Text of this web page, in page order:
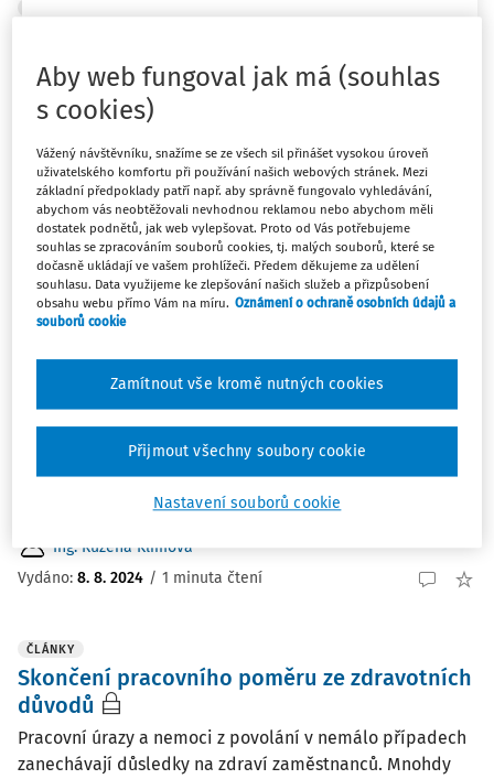
Právo na mzdu za vykonanou práci patří mezi základní
práva. Přesto jsou v pracovněprávní praxi situace, kdy
zaměstnavatel nemůže tuto povinnost splnit. Je to v
případech, kdy se z různých ekonomických důvodů
dostane do platební neschopnosti. I v této ...
JUDr. Ladislav Jouza
Vydáno:6. 5. 2026 / 11 minut čtení
OTÁZKY A ODPOVĚDI
Máme zaměstnance, který je dlouhodobě práce
byl mu již přiznán invalidní důchod 2. stupně.
Zaměstnanec chce ukončit pracovní poměr dohodou.
Musíme ho i přesto vyslat na mimořádnou
pracovnělékařskou ...
Ing. Růžena Klímová
Vydáno: 8. 8. 2024 / 1 minuta čtení
ČLÁNKY
Skončení pracovního poměru ze zdravotních
důvodů
Pracovní úrazy a nemoci z povolání v nemálo případech
zanechávají důsledky na zdraví zaměstnanců. Mnohdy
Aby web fungoval jak má (souhlas
s cookies)
Vážený návštěvníku, snažíme se ze všech sil přinášet vysokou úroveň
uživatelského komfortu při používání našich webových stránek. Mezi
základní předpoklady patří např. aby správně fungovalo vyhledávání,
abychom vás neobtěžovali nevhodnou reklamou nebo abychom měli
dostatek podnětů, jak web vylepšovat. Proto od Vás potřebujeme
souhlas se zpracováním souborů cookies, tj. malých souborů, které se
dočasně ukládají ve vašem prohlížeči. Předem děkujeme za udělení
souhlasu. Data využijeme ke zlepšování našich služeb a přizpůsobení
obsahu webu přímo Vám na míru. Oznámení o ochraně osobních údajů a
souborů cookie
Nastavení souborů cookie
Zamítnout vše kromě nutných cookies
Přijmout všechny soubory cookie